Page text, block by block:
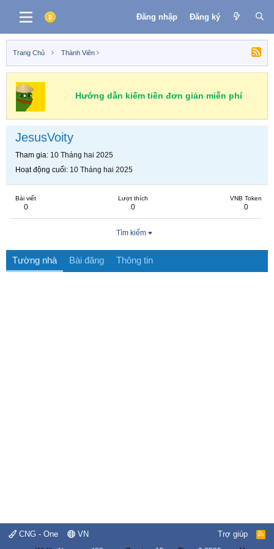
Đăng nhập Đăng ký
Trang Chủ Thành Viên
Hướng dẫn kiếm tiền đơn giản miễn phí
JesusVoity
Tham gia 10 Tháng hai 2025
Hoạt động cuối 10 Tháng hai 2025
Bài viết
0
Lượt thích
0
VNB Token
0
Tìm kiếm
Tường nhà Bài đăng Thông tin
CNG - One VN Trợ giúp
R